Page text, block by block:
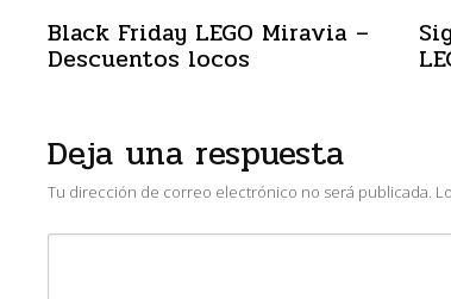
Black Friday LEGO Miravia –
Descuentos locos
Deja una respuesta
Tu dirección de correo electrónico no será publicada.